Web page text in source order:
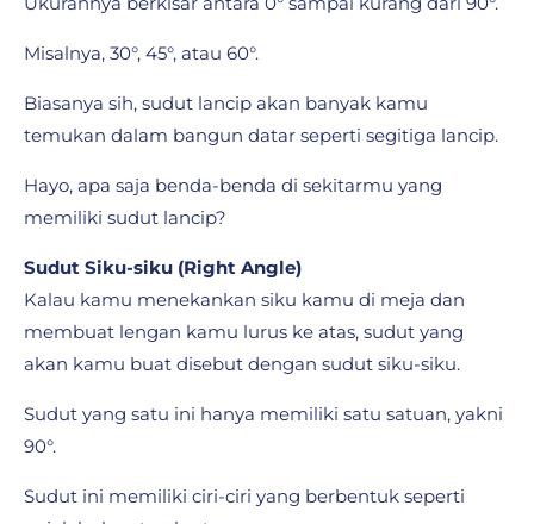
Misalnya, 30°, 45°, atau 60°.
Biasanya sih, sudut lancip akan banyak kamu
temukan dalam bangun datar seperti segitiga lancip.
Hayo, apa saja benda-benda di sekitarmu yang
memiliki sudut lancip?
Sudut Siku-siku (Right Angle)
Kalau kamu menekankan siku kamu di meja dan
membuat lengan kamu lurus ke atas, sudut yang
akan kamu buat disebut dengan sudut siku-siku.
Sudut yang satu ini hanya memiliki satu satuan, yakni
90°.
Sudut ini memiliki ciri-ciri yang berbentuk seperti